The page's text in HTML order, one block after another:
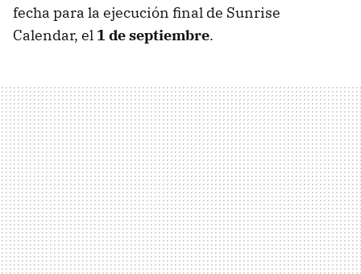
fecha para la ejecución final de Sunrise
Calendar, el 1 de septiembre.